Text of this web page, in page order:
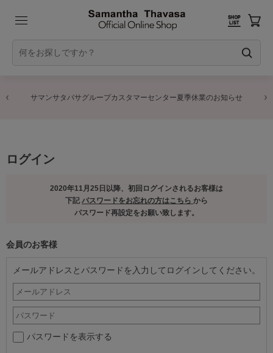
サマンサタバサグループカスタマーセンター夏季休業のお知らせ
ログイン
2020年11月25日以降、初回ログインされるお客様は
下記パスワードをお忘れの方はこちら から
パスワード再設定をお願い致します。
会員のお客様
メールアドレスとパスワードを入力してログインしてください。
パスワードを表示する